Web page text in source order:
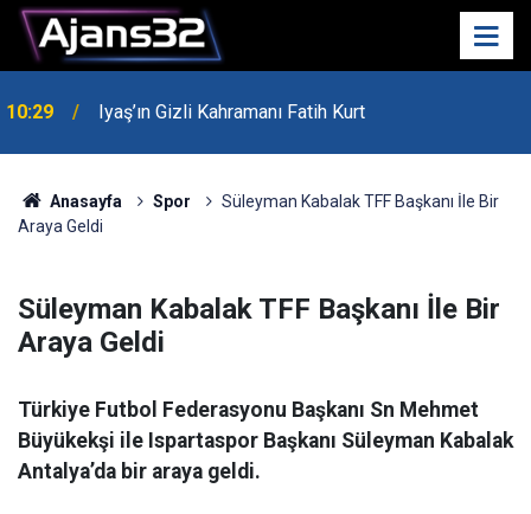
10:29 Iyaş’ın Gizli Kahramanı Fatih Kurt
Anasayfa Spor
Süleyman Kabalak TFF Başkanı İle Bir
Araya Geldi
Süleyman Kabalak TFF Başkanı İle Bir
Araya Geldi
Türkiye Futbol Federasyonu Başkanı Sn Mehmet
Büyükekşi ile Ispartaspor Başkanı Süleyman Kabalak
Antalya’da bir araya geldi.